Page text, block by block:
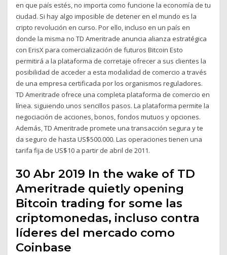
en que país estés, no importa como funcione la economía de tu
ciudad. Si hay algo imposible de detener en el mundo es la
cripto revolución en curso. Por ello, incluso en un país en
donde la misma no TD Ameritrade anuncia alianza estratégica
con ErisX para comercialización de futuros Bitcoin Esto
permitirá a la plataforma de corretaje ofrecer a sus clientes la
posibilidad de acceder a esta modalidad de comercio a través
de una empresa certificada por los organismos reguladores.
TD Ameritrade ofrece una completa plataforma de comercio en
línea. siguiendo unos sencillos pasos. La plataforma permite la
negociación de acciones, bonos, fondos mutuos y opciones.
Además, TD Ameritrade promete una transacción segura y te
da seguro de hasta US$500.000. Las operaciones tienen una
tarifa fija de US$10 a partir de abril de 2011.
30 Abr 2019 In the wake of TD
Ameritrade quietly opening
Bitcoin trading for some las
criptomonedas, incluso contra
líderes del mercado como
Coinbase